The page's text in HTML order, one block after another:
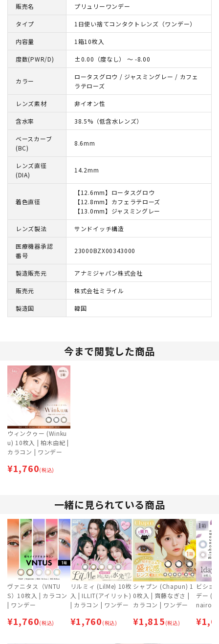
販売名 プリュリーワンデー
タイプ 1日使い捨てコンタクトレンズ（ワンデー）
内容量 1箱10枚入
度数(PWR/D) ±0.00（度なし） ～ -8.00
カラー
ロータスグロウ / ジャスミングレー / カフェ
ラテローズ
レンズ素材 非イオン性
含水率 38.5%（低含水レンズ）
ベースカーブ
(BC)
8.6mm
レンズ直径
(DIA)
14.2mm
着色直径
【12.6mm】ロータスグロウ
【12.8mm】カフェラテローズ
【13.0mm】ジャスミングレー
レンズ製法 サンドイッチ構造
医療機器承認
番号
23000BZX00343000
製造販売元 アナミジャパン株式会社
販売元 株式会社ミライル
製造国 韓国
今まで閲覧した商品
ウィンクゥー (Winku
u) 10枚入 | 柏木由紀 |
カラコン | ワンデー
¥1,760(税込)
一緒に見られている商品
ヴァニタス（VNTU
S）10枚入 | カラコン
| ワンデー
¥1,760(税込)
リルミィ (LilMe) 10枚
入 | ILLIT(アイリット)
| カラコン | ワンデー
¥1,760 (税込)
シャプン (Chapun) 1
0枚入 | 齊藤なぎさ |
カラコン | ワンデー
¥1,815 (税込)
ビショ
デー
nairo
ワンデ
¥